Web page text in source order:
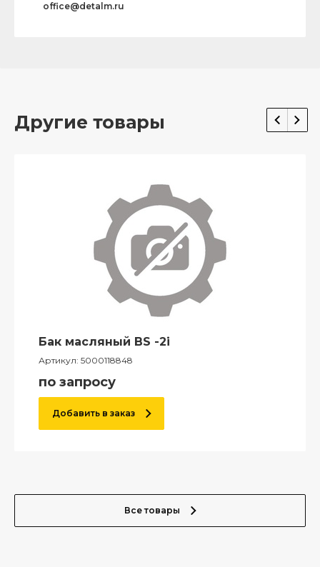
office@detalm.ru
Другие товары
Бак масляный BS -2i
Артикул: 5000118848
по запросу
Добавить в заказ
Все товары